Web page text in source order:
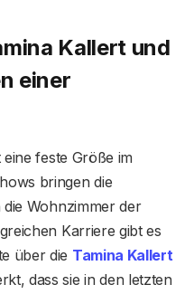
Kallert und
einer
feste Größe im
bringen die
Wohnzimmer der
Karriere gibt es
über die Tamina Kallert
dass sie in den letzten